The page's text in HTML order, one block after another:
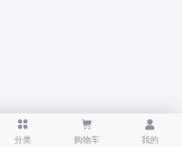

分类

购物车

我的